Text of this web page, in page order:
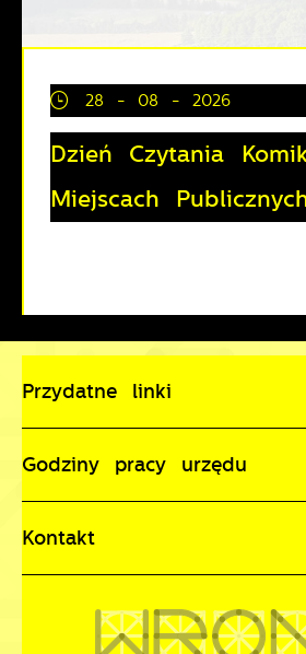
28 - 08 - 2026
Dzień Czytania
Miejscach
Przydatne linki
Godziny pracy urzędu
Kontakt